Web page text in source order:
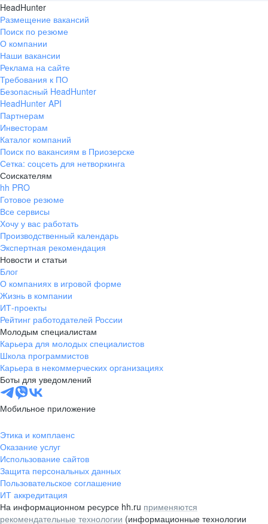
HeadHunter
Размещение вакансий
Поиск по резюме
О компании
Наши вакансии
Реклама на сайте
Требования к ПО
Безопасный HeadHunter
HeadHunter API
Партнерам
Инвесторам
Каталог компаний
Поиск по вакансиям в Приозерске
Сетка: соцсеть для нетворкинга
Соискателям
hh PRO
Готовое резюме
Все сервисы
Хочу у вас работать
Производственный календарь
Экспертная рекомендация
Новости и статьи
Блог
О компаниях в игровой форме
Жизнь в компании
ИТ-проекты
Рейтинг работодателей России
Молодым специалистам
Карьера для молодых специалистов
Школа программистов
Карьера в некоммерческих организациях
Боты для уведомлений
Мобильное приложение
Этика и комплаенс
Оказание услуг
Использование сайтов
Защита персональных данных
Пользовательское соглашение
ИТ аккредитация
На информационном ресурсе hh.ru применяются
рекомендательные технологии (информационные технологии